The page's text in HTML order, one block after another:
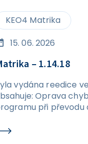
KEO4 Matrika
15. 06. 2026
– 1.14.18
vydána reedice
Oprava
při převodu